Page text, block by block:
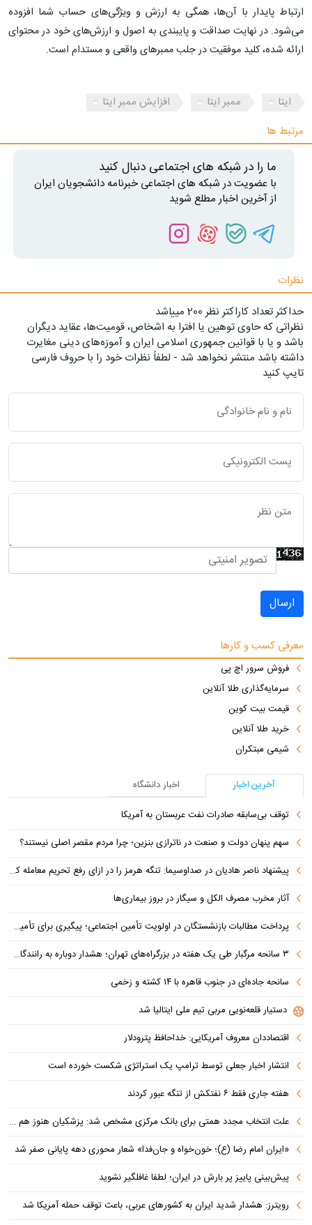
ارتباط پایدار با آن‌ها، همگی به ارزش و ویژگی‌های حساب شما افزوده
می‌شود. در نهایت صداقت و پایبندی به اصول و ارزش‌های خود در محتوای
ارائه شده، کلید موفقیت در جلب ممبرهای واقعی و مستدام است.
ایتا ممبر ایتا
افزایش ممبر ایتا
مرتبط ها
ما را در شبکه های اجتماعی دنبال کنید
با عضویت در شبکه های اجتماعی خبرنامه دانشجویان ایران
از آخرین اخبار مطلع شوید
نظرات
حداکثر تعداد کاراکتر نظر 200 ميياشد
نظراتی که حاوی توهین یا افترا به اشخاص، قومیت‌ها، عقاید دیگران
باشد و یا با قوانین جمهوری اسلامی ایران و آموزه‌های دینی مغایرت
داشته باشد منتشر نخواهد شد - لطفاً نظرات خود را با حروف فارسی
تایپ کنید
ارسال
معرفی کسب و کارها
فروش سرور اچ پی
سرمایه‌گذاری طلا آنلاین
قیمت بیت کوین
خرید طلا آنلاین
شیمی مبتکران
آخرین اخبار
اخبار دانشگاه
توقف بی‌سابقه صادرات نفت عربستان به آمریکا
سهم پنهان دولت و صنعت در ناترازی بنزین؛ چرا مردم مقصر اصلی نیستند؟
پیشنهاد ناصر هادیان در صداوسیما: تنگه هرمز را در ازای رفع تحریم معامله کنیم
آثار مخرب مصرف الکل و سیگار در بروز بیماری‌ها
پرداخت مطالبات بازنشستگان در اولویت تأمین اجتماعی؛ پیگیری برای تأمین منابع ادامه دارد
۳ سانحه مرگبار طی یک هفته در بزرگراه‌های تهران؛ هشدار دوباره به رانندگان و عابران
سانحه جاده‌ای در جنوب قاهره با ۱۴ کشته و زخمی
دستیار قلعه‌نویی مربی تیم ملی ایتالیا شد
اقتصاددان معروف آمریکایی: خداحافظ پترودلار
انتشار اخبار جعلی توسط ترامپ یک استراتژی شکست خورده است
هفته جاری فقط ۶ نفتکش از تنگه عبور کردند
علت انتخاب مجدد همتی برای بانک مرکزی مشخص شد: پزشکیان هنوز هم متوجه نشده است چرا همتی استیضاح شد!
«ایران امام رضا (ع)؛ خون‌خواه و جان‌فدا» شعار محوری دهه پایانی صفر شد
پیش‌بینی پاییز پر بارش در ایران؛ لطفا غافلگیر نشوید
رویترز: هشدار شدید ایران به کشورهای عربی، باعث توقف حمله آمریکا شد